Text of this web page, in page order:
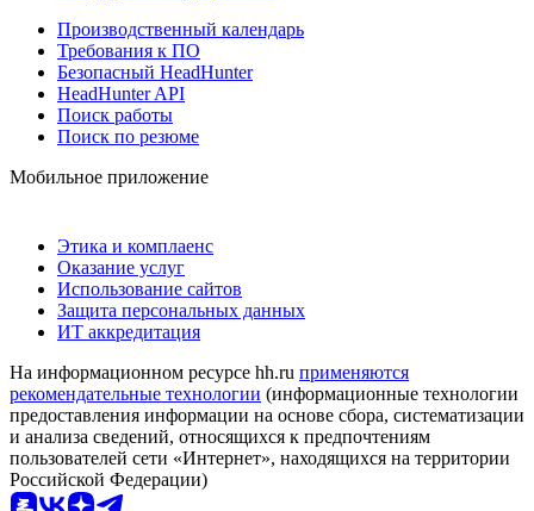
Производственный календарь
Требования к ПО
Безопасный HeadHunter
HeadHunter API
Поиск работы
Поиск по резюме
Мобильное приложение
Этика и комплаенс
Оказание услуг
Использование сайтов
Защита персональных данных
ИТ аккредитация
На информационном ресурсе hh.ru применяются
рекомендательные технологии (информационные технологии
предоставления информации на основе сбора, систематизации
и анализа сведений, относящихся к предпочтениям
пользователей сети «Интернет», находящихся на территории
Российской Федерации)